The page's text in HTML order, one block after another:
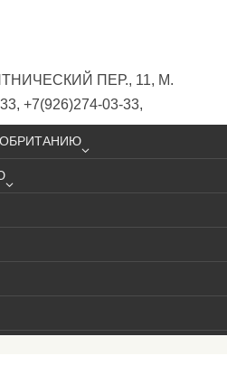
ПЕР., 11, М.
+7(926)274-03-33,